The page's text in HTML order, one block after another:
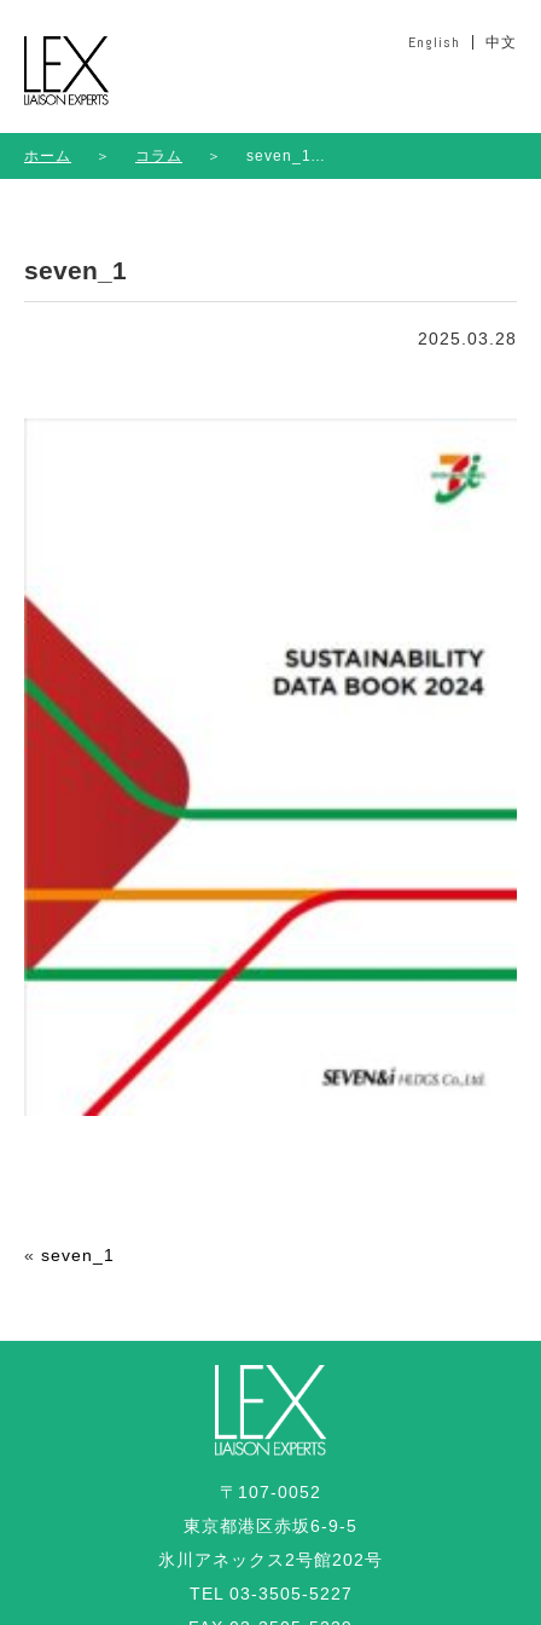
English 中文
ホーム ＞ コラム ＞ seven_1
seven_1
2025.03.28
« seven_1
〒107-0052
東京都港区赤坂6-9-5
氷川アネックス2号館202号
TEL 03-3505-5227